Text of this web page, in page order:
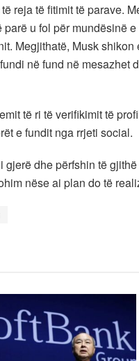
reja të fitimit të parave.
u fol për mundësinë
Megjithatë, Musk
në fund në mesazhet
të ri të verifikimit të
e fundit nga rrjeti social.
dhe përfshin të
nëse ai plan do të